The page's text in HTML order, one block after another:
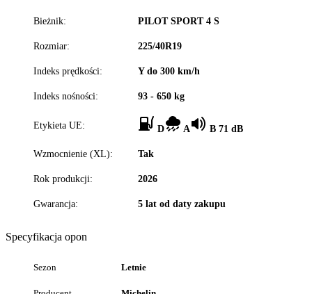
Bieżnik: PILOT SPORT 4 S
Rozmiar: 225/40R19
Indeks prędkości: Y do 300 km/h
Indeks nośności: 93 - 650 kg
Etykieta UE: D A B 71 dB
Wzmocnienie (XL): Tak
Rok produkcji: 2026
Gwarancja: 5 lat od daty zakupu
Specyfikacja opon
Sezon Letnie